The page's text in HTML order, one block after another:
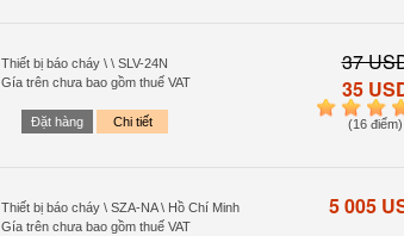
Thiết bị báo cháy \ \ SLV-24N
Gía trên chưa bao gồm thuế VAT
Đặt hàng Chi tiết
37
35
1 2 3 4
(16 điểm)
Thiết bị báo cháy \ SZA-NA \ Hồ Chí Minh
Gía trên chưa bao gồm thuế VAT
5 005